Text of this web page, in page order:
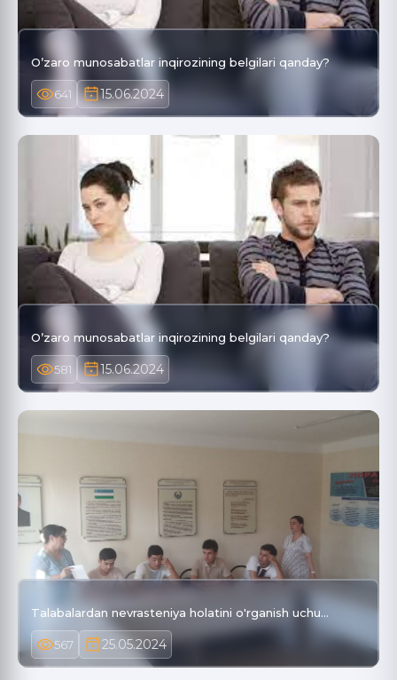
Oʼzaro munosabatlar inqirozining belgilari qanday?
641 15.06.2024
Oʼzaro munosabatlar inqirozining belgilari qanday?
581 15.06.2024
Talabalardan nevrasteniya holatini o'rganish uchu…
567 25.05.2024